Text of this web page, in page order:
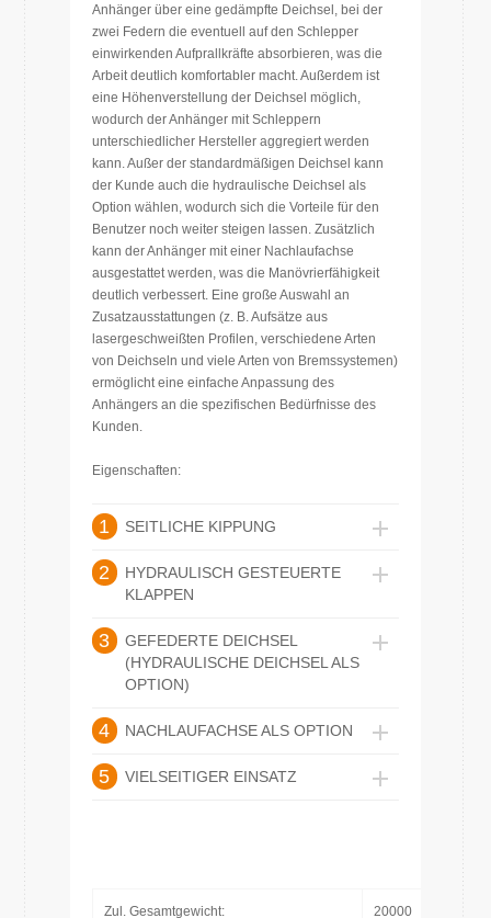
Anhänger über eine gedämpfte Deichsel, bei der
zwei Federn die eventuell auf den Schlepper
einwirkenden Aufprallkräfte absorbieren, was die
Arbeit deutlich komfortabler macht. Außerdem ist
eine Höhenverstellung der Deichsel möglich,
wodurch der Anhänger mit Schleppern
unterschiedlicher Hersteller aggregiert werden
kann. Außer der standardmäßigen Deichsel kann
der Kunde auch die hydraulische Deichsel als
Option wählen, wodurch sich die Vorteile für den
Benutzer noch weiter steigen lassen. Zusätzlich
kann der Anhänger mit einer Nachlaufachse
ausgestattet werden, was die Manövrierfähigkeit
deutlich verbessert. Eine große Auswahl an
Zusatzausstattungen (z. B. Aufsätze aus
lasergeschweißten Profilen, verschiedene Arten
von Deichseln und viele Arten von Bremssystemen)
ermöglicht eine einfache Anpassung des
Anhängers an die spezifischen Bedürfnisse des
Kunden.
Eigenschaften:
1 SEITLICHE KIPPUNG
2
HYDRAULISCH GESTEUERTE
KLAPPEN
3
GEFEDERTE DEICHSEL
(HYDRAULISCHE DEICHSEL ALS
OPTION)
4 NACHLAUFACHSE ALS OPTION
5 VIELSEITIGER EINSATZ
Zul. Gesamtgewicht: 20000